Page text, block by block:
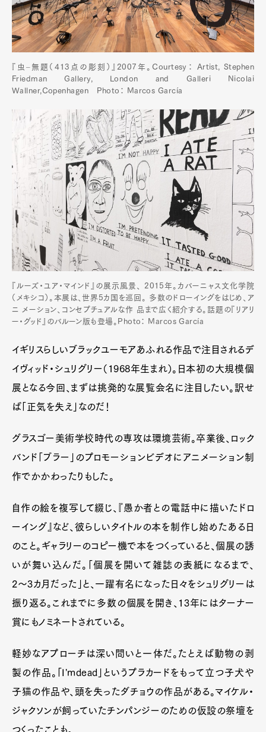
『虫‒無題（413点の彫刻）』2007年。Courtesy： Artist, Stephen
Friedman Gallery, London and Galleri Nicolai
Wallner,Copenhagen Photo： Marcos García
『ルーズ・ユア・マインド』の展示風景、 2015年。カバーニャス文化学院
（メキシコ）。本展は、世界5カ国を巡回。 多数のドローイングをはじめ、ア
ニ メーション、コンセプチュアルな作 品まで広く紹介する。話題の『リアリ
ー・グッド』のバルーン版も登場。Photo： Marcos García
イギリスらしいブラックユーモアあふれる作品で注目されるデ
イヴィッド・シュリグリー（1968年生まれ）。日本初の大規模個
展となる今回、まずは挑発的な展覧会名に注目したい。訳せ
ば「正気を失え」なのだ！
グラスゴー美術学校時代の専攻は環境芸術。卒業後、ロック
バンド「ブラー」のプロモーションビデオにアニメーション制
作でかかわったりもした。
自作の絵を複写して綴じ、『愚か者との電話中に描いたドロ
ーイング』など、彼らしいタイトルの本を制作し始めたある日
のこと。ギャラリーのコピー機で本をつくっていると、個展の誘
いが舞い込んだ。「個展を開いて雑誌の表紙になるまで、
2〜3カ月だった」と、一躍有名になった日々をシュリグリーは
振り返る。これまでに多数の個展を開き、13年にはターナー
賞にもノミネートされている。
軽妙なアプローチは深い問いと一体だ。たとえば動物の剥
製の作品。「I'mdead」というプラカードをもって立つ子犬や
子猫の作品や、頭を失ったダチョウの作品がある。マイケル・
ジャクソンが飼っていたチンパンジーのための仮設の祭壇を
つくったことも。